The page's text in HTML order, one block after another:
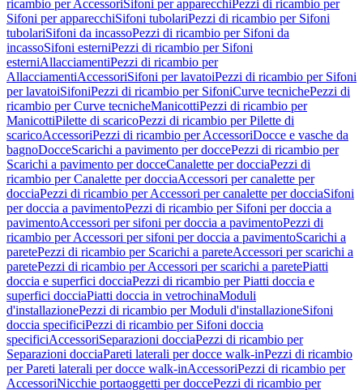
ricambio per AccessoriSifoni per apparecchiPezzi di ricambio per
Sifoni per apparecchiSifoni tubolariPezzi di ricambio per Sifoni
tubolariSifoni da incassoPezzi di ricambio per Sifoni da
incassoSifoni esterniPezzi di ricambio per Sifoni
esterniAllacciamentiPezzi di ricambio per
AllacciamentiAccessoriSifoni per lavatoiPezzi di ricambio per Sifoni
per lavatoiSifoniPezzi di ricambio per SifoniCurve tecnichePezzi di
ricambio per Curve tecnicheManicottiPezzi di ricambio per
ManicottiPilette di scaricoPezzi di ricambio per Pilette di
scaricoAccessoriPezzi di ricambio per AccessoriDocce e vasche da
bagnoDocceScarichi a pavimento per doccePezzi di ricambio per
Scarichi a pavimento per docceCanalette per docciaPezzi di
ricambio per Canalette per docciaAccessori per canalette per
docciaPezzi di ricambio per Accessori per canalette per docciaSifoni
per doccia a pavimentoPezzi di ricambio per Sifoni per doccia a
pavimentoAccessori per sifoni per doccia a pavimentoPezzi di
ricambio per Accessori per sifoni per doccia a pavimentoScarichi a
paretePezzi di ricambio per Scarichi a pareteAccessori per scarichi a
paretePezzi di ricambio per Accessori per scarichi a paretePiatti
doccia e superfici docciaPezzi di ricambio per Piatti doccia e
superfici docciaPiatti doccia in vetrochinaModuli
d'installazionePezzi di ricambio per Moduli d'installazioneSifoni
doccia specificiPezzi di ricambio per Sifoni doccia
specificiAccessoriSeparazioni docciaPezzi di ricambio per
Separazioni docciaPareti laterali per docce walk-inPezzi di ricambio
per Pareti laterali per docce walk-inAccessoriPezzi di ricambio per
AccessoriNicchie portaoggetti per doccePezzi di ricambio per